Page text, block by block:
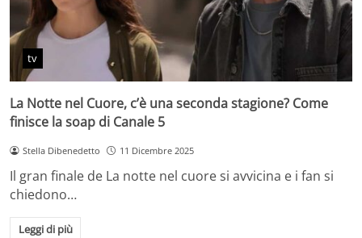
tv
La Notte nel Cuore, c’è una seconda stagione? Come
finisce la soap di Canale 5
Stella Dibenedetto 11 Dicembre 2025
Il gran finale de La notte nel cuore si avvicina e i fan si
chiedono…
Leggi di più